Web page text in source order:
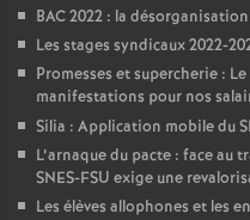
BAC 2022 : la
Les stages syndicaux 2022-
Promesses et supercherie :
manifestations pour nos
Silia : Application mobile du
L’arnaque du pacte : face au
SNES-FSU exige une
Les élèves allophones et les